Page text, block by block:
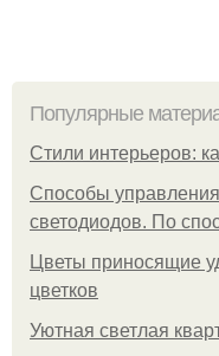
Популярные
Стили интерьеров:
Способы
светодиодов. По
Цветы приносящие
цветков
Уютная светлая